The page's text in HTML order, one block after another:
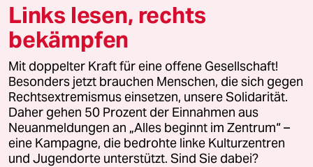
© 2026 taz Verlags und Vertriebs GmbH
Alle Rechte vorbehalten. Bei rechtlichen Fragen oder für Genehmigungen
wenden Sie sich bitte an
lizenzen@taz.de
Feedback Redaktionsstatut Kommune-Richtlinien
Leitlinie Informant Datenschutz Impressum AGB
Links lesen, rechts
bekämpfen
Mit doppelter Kraft für eine offene Gesellschaft!
Besonders jetzt brauchen Menschen, die sich gegen
Rechtsextremismus einsetzen, unsere Solidarität.
Daher gehen 50 Prozent der Einnahmen aus
Neuanmeldungen an „Alles beginnt im Zentrum“ –
eine Kampagne, die bedrohte linke Kulturzentren
und Jugendorte unterstützt. Sind Sie dabei?